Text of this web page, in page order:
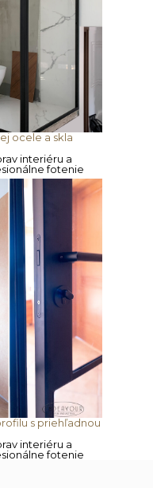
interiéru a
fotenie
s priehľadnou
ocele a skla
interiéru a
fotenie